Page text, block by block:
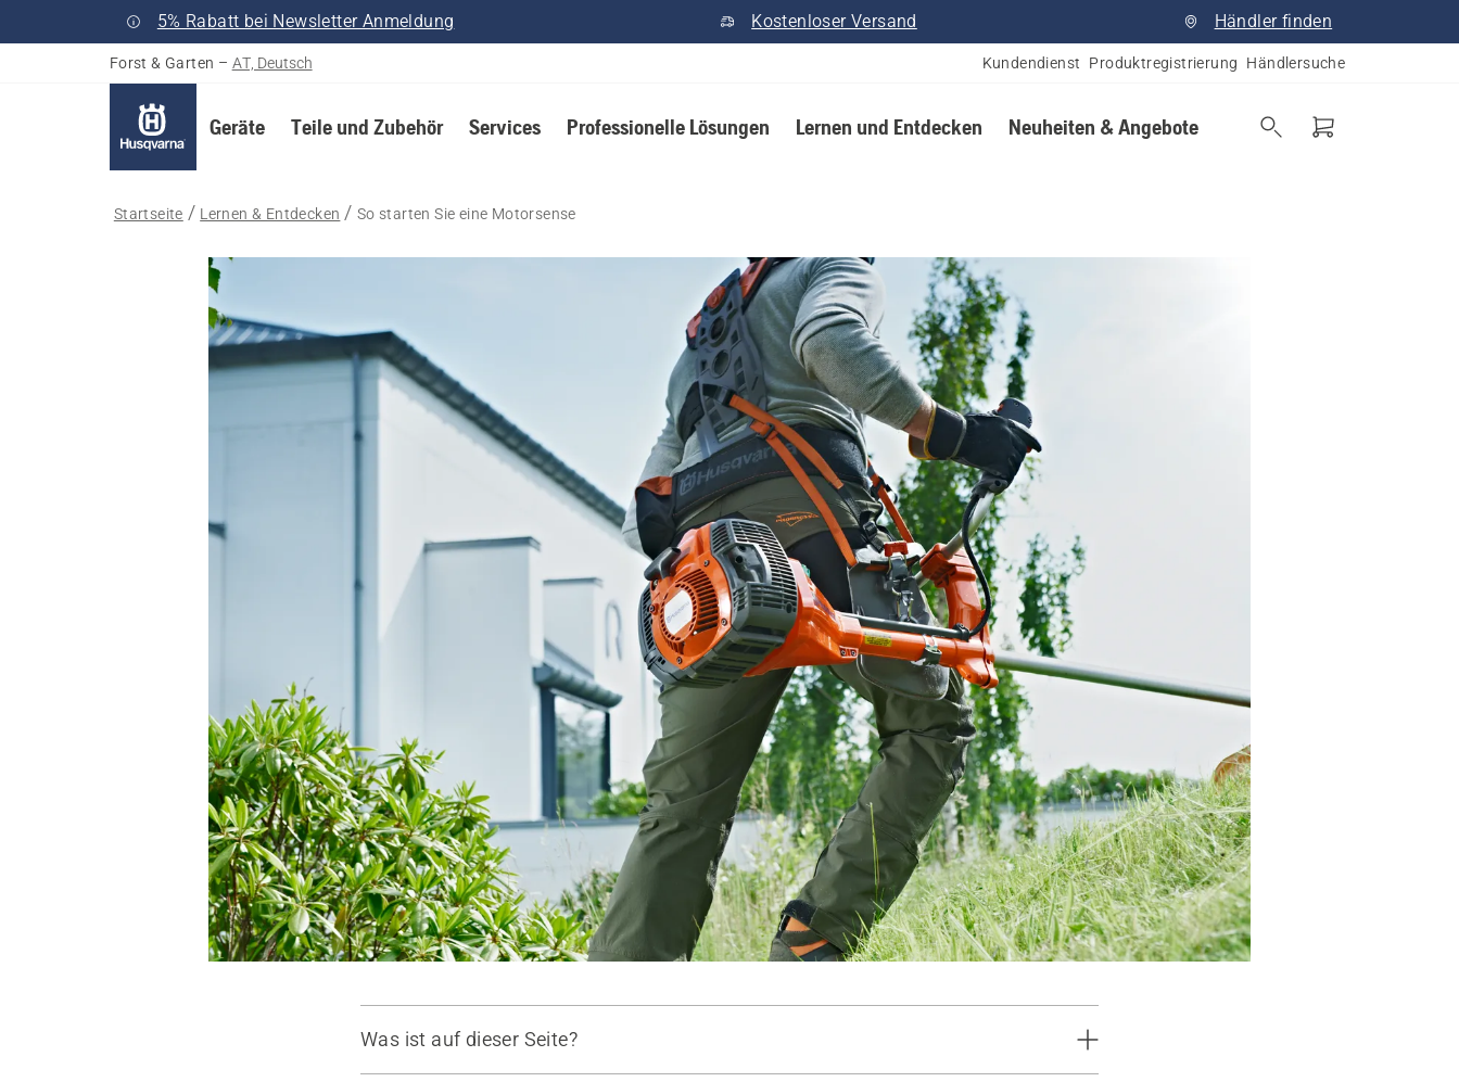
5% Rabatt bei Newsletter Anmeldung Kostenloser Versand Händler finden
Forst & Garten – AT, Deutsch Kundendienst Produktregistrierung Händlersuche
Geräte Teile und Zubehör Services Professionelle Lösungen Lernen und Entdecken Neuheiten & Angebote
Startseite Lernen & Entdecken So starten Sie eine Motorsense
Was ist auf dieser Seite?
So starten Sie eine Motorsense